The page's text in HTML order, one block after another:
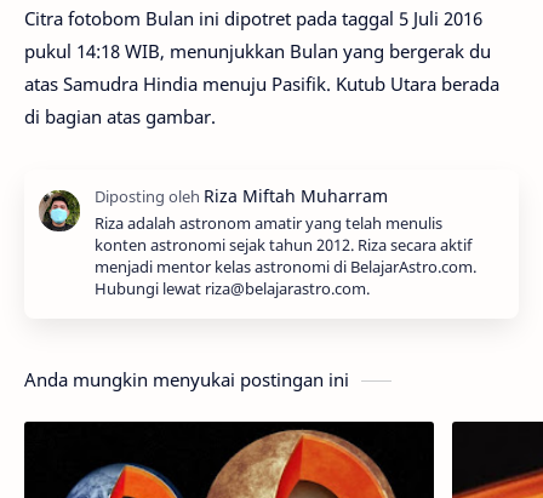
Citra fotobom Bulan ini dipotret pada taggal 5 Juli 2016
pukul 14:18 WIB, menunjukkan Bulan yang bergerak du
atas Samudra Hindia menuju Pasifik. Kutub Utara berada
di bagian atas gambar.
Riza adalah astronom amatir yang telah menulis
konten astronomi sejak tahun 2012. Riza secara aktif
menjadi mentor kelas astronomi di BelajarAstro.com.
Hubungi lewat riza@belajarastro.com.
Anda mungkin menyukai postingan ini